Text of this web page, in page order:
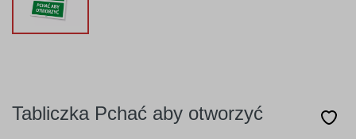
Tabliczka Pchać aby otworzyć